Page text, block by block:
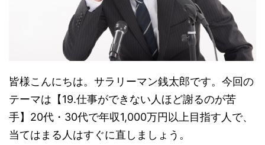
皆様こんにちは。サラリーマン銭太郎です。今回の
テーマは【19.仕事ができない人ほど謝るのが苦
手】20代・30代で年収1,000万円以上目指す人で、
当てはまる人はすぐに直しましょう。